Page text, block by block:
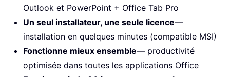
Outlook et PowerPoint + Office Tab Pro
Un seul installateur, une seule licence—
installation en quelques minutes (compatible MSI)
Fonctionne mieux ensemble— productivité
optimisée dans toutes les applications Office